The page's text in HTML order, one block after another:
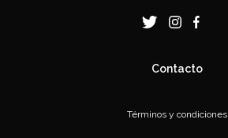
Contacto
Términos y condiciones